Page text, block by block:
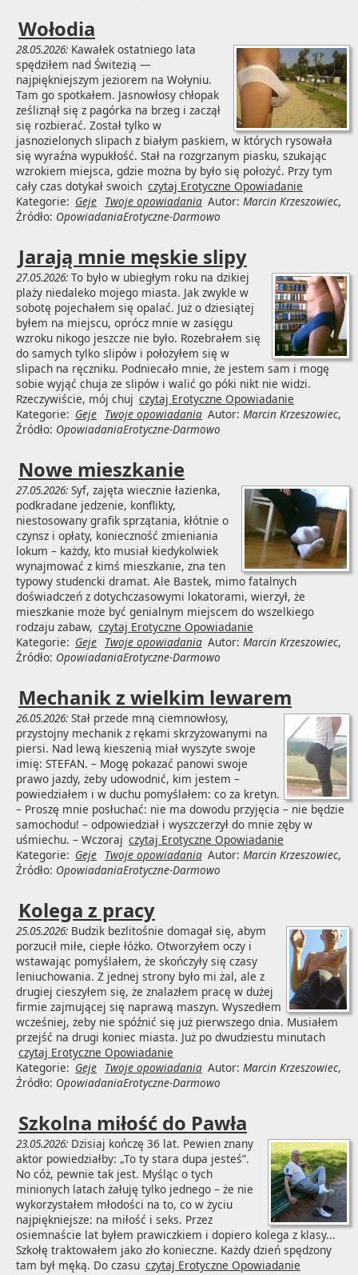
Wołodia
28.05.2026: Kawałek ostatniego lata
spędziłem nad Świtezią —
najpiękniejszym jeziorem na Wołyniu.
Tam go spotkałem. Jasnowłosy chłopak
ześliznął się z pagórka na brzeg i zaczął
się rozbierać. Został tylko w
jasnozielonych slipach z białym paskiem, w których rysowała
się wyraźna wypukłość. Stał na rozgrzanym piasku, szukając
wzrokiem miejsca, gdzie można by było się położyć. Przy tym
cały czas dotykał swoich czytaj Erotyczne Opowiadanie
Kategorie: Geje Twoje opowiadania Autor: Marcin Krzeszowiec,
Źródło: OpowiadaniaErotyczne-Darmowo
Jarają mnie męskie slipy
27.05.2026: To było w ubiegłym roku na dzikiej
plaży niedaleko mojego miasta. Jak zwykle w
sobotę pojechałem się opalać. Już o dziesiątej
byłem na miejscu, oprócz mnie w zasięgu
wzroku nikogo jeszcze nie było. Rozebrałem się
do samych tylko slipów i położyłem się w
slipach na ręczniku. Podniecało mnie, że jestem sam i mogę
sobie wyjąć chuja ze slipów i walić go póki nikt nie widzi.
Rzeczywiście, mój chuj czytaj Erotyczne Opowiadanie
Kategorie: Geje Twoje opowiadania Autor: Marcin Krzeszowiec,
Źródło: OpowiadaniaErotyczne-Darmowo
Nowe mieszkanie
27.05.2026: Syf, zajęta wiecznie łazienka,
podkradane jedzenie, konflikty,
niestosowany grafik sprzątania, kłótnie o
czynsz i opłaty, konieczność zmieniania
lokum – każdy, kto musiał kiedykolwiek
wynajmować z kimś mieszkanie, zna ten
typowy studencki dramat. Ale Bastek, mimo fatalnych
doświadczeń z dotychczasowymi lokatorami, wierzył, że
mieszkanie może być genialnym miejscem do wszelkiego
rodzaju zabaw, czytaj Erotyczne Opowiadanie
Kategorie: Geje Twoje opowiadania Autor: Marcin Krzeszowiec,
Źródło: OpowiadaniaErotyczne-Darmowo
Mechanik z wielkim lewarem
26.05.2026: Stał przede mną ciemnowłosy,
przystojny mechanik z rękami skrzyżowanymi na
piersi. Nad lewą kieszenią miał wyszyte swoje
imię: STEFAN. – Mogę pokazać panowi swoje
prawo jazdy, żeby udowodnić, kim jestem –
powiedziałem i w duchu pomyślałem: co za kretyn.
– Proszę mnie posłuchać: nie ma dowodu przyjęcia – nie będzie
samochodu! – odpowiedział i wyszczerzył do mnie zęby w
uśmiechu. – Wczoraj czytaj Erotyczne Opowiadanie
Kategorie: Geje Twoje opowiadania Autor: Marcin Krzeszowiec,
Źródło: OpowiadaniaErotyczne-Darmowo
Kolega z pracy
25.05.2026: Budzik bezlitośnie domagał się, abym
porzucił miłe, ciepłe łóżko. Otworzyłem oczy i
wstawając pomyślałem, że skończyły się czasy
leniuchowania. Z jednej strony było mi żal, ale z
drugiej cieszyłem się, że znalazłem pracę w dużej
firmie zajmującej się naprawą maszyn. Wyszedłem
wcześniej, żeby nie spóźnić się już pierwszego dnia. Musiałem
przejść na drugi koniec miasta. Już po dwudziestu minutach
czytaj Erotyczne Opowiadanie
Kategorie: Geje Twoje opowiadania Autor: Marcin Krzeszowiec,
Źródło: OpowiadaniaErotyczne-Darmowo
Szkolna miłość do Pawła
23.05.2026: Dzisiaj kończę 36 lat. Pewien znany
aktor powiedziałby: „To ty stara dupa jesteś”.
No cóż, pewnie tak jest. Myśląc o tych
minionych latach żałuję tylko jednego – że nie
wykorzystałem młodości na to, co w życiu
najpiękniejsze: na miłość i seks. Przez
osiemnaście lat byłem prawiczkiem i dopiero kolega z klasy...
Szkołę traktowałem jako zło konieczne. Każdy dzień spędzony
tam był męką. Do czasu czytaj Erotyczne Opowiadanie